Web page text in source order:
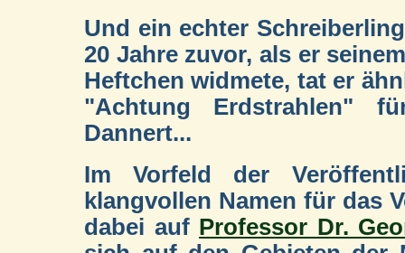
Und ein echter
20 Jahre zuvor, als er
Heftchen widmete, tat er
"Achtung Erdstrahlen"
Dannert...
Im Vorfeld der
klangvollen Namen für das
dabei auf Professor Dr.